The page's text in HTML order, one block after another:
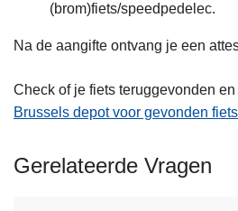
(brom)fiets/speedpedelec.
Na de aangifte ontvang je een
Check of je fiets teruggevonden
Brussels depot voor gevonden
Gerelateerde Vragen